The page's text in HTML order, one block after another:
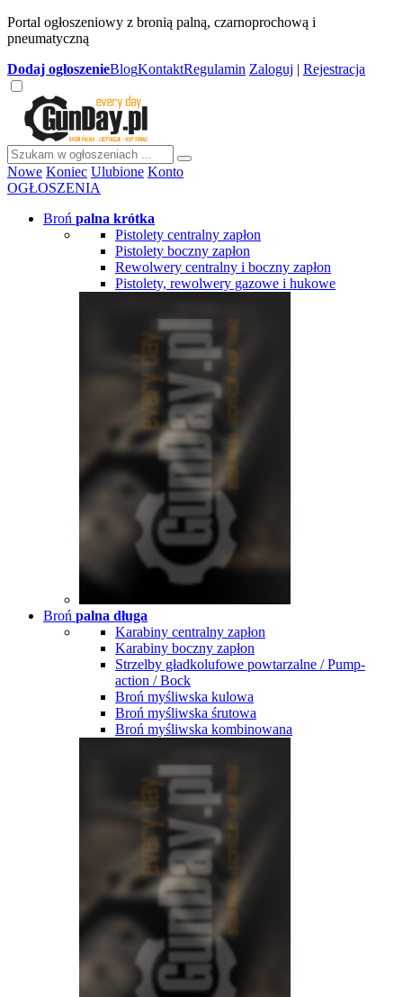
Portal ogłoszeniowy z bronią palną, czarnoprochową i
pneumatyczną
Dodaj ogłoszenieBlogKontaktRegulamin Zaloguj | Rejestracja
Nowe Koniec Ulubione Konto
OGŁOSZENIA
Broń palna krótka
Pistolety centralny zapłon
Pistolety boczny zapłon
Rewolwery centralny i boczny zapłon
Pistolety, rewolwery gazowe i hukowe
Broń palna długa
Karabiny centralny zapłon
Karabiny boczny zapłon
Strzelby gładkolufowe powtarzalne / Pump-
action / Bock
Broń myśliwska kulowa
Broń myśliwska śrutowa
Broń myśliwska kombinowana